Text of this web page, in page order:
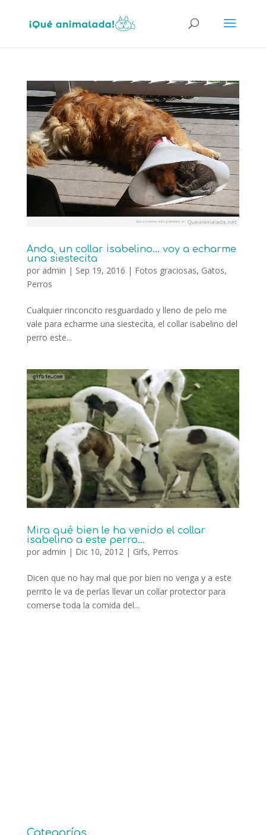
Anda, un collar isabelino… voy a echarme
una siestecita
por admin | Sep 19, 2016 | Fotos graciosas, Gatos,
Perros
Cualquier rinconcito resguardado y lleno de pelo me
vale para echarme una siestecita, el collar isabelino del
perro este...
Mira qué bien le ha venido el collar
isabelino a este perro…
por admin | Dic 10, 2012| Gifs, Perros
Dicen que no hay mal que por bien no venga y a este
perrito le va de perlas llevar un collar protector para
comerse toda la comida del...